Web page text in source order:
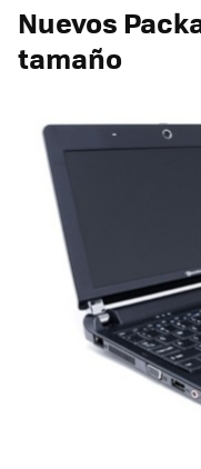
Nuevos
tamaño